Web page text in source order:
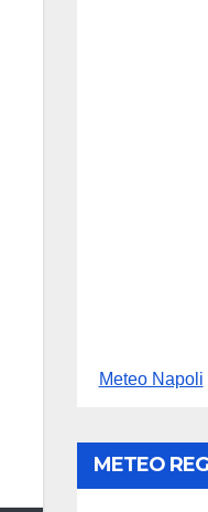
Meteo Napoli
METEO